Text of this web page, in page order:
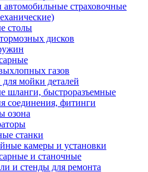
автомобильные страховочные
столы
дисков
газов
для мойки деталей
шланги, быстроразъемные
соединения, фитинги
озона
станки
камеры и установки
и станочные
и стенды для ремонта